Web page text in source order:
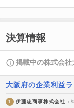
決算情報
掲載中の株式会社
大阪府の企業利益
1 伊藤忠商事株式会社 （